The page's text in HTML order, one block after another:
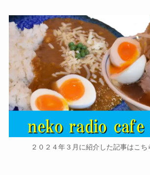
２０２４年３月に紹介した記事はこち